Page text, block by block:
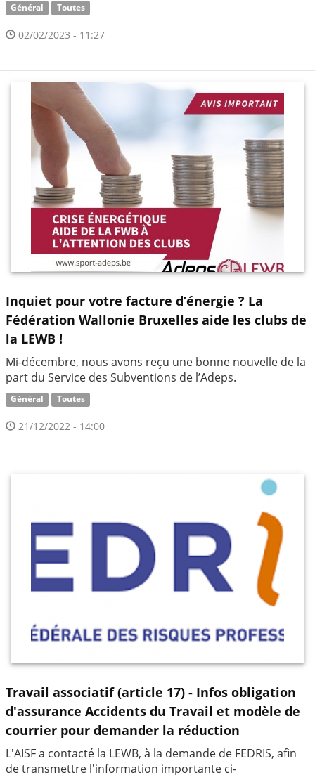
Général Toutes
02/02/2023 - 11:27
Inquiet pour votre facture d’énergie ? La
Fédération Wallonie Bruxelles aide les clubs de
la LEWB !
Mi-décembre, nous avons reçu une bonne nouvelle de la
part du Service des Subventions de l’Adeps.
Général Toutes
21/12/2022 - 14:00
Travail associatif (article 17) - Infos obligation
d'assurance Accidents du Travail et modèle de
courrier pour demander la réduction
L'AISF a contacté la LEWB, à la demande de FEDRIS, afin
de transmettre l'information importante ci-